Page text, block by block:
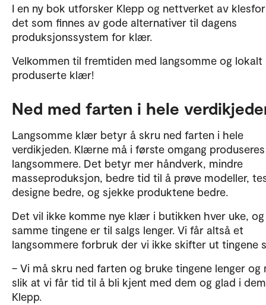
I en ny bok utforsker Klepp og nettverket av
det som finnes av gode alternativer til dagens
produksjonssystem for klær.
Velkommen til fremtiden med langsomme og lokalt
produserte klær!
Ned med farten i hele
Langsomme klær betyr å skru ned farten i hele
verdikjeden. Klærne må i første omgang produseres
langsommere. Det betyr mer håndverk, mindre
masseproduksjon, bedre tid til å prøve modeller,
designe bedre, og sjekke produktene bedre.
Det vil ikke komme nye klær i butikken hver uke,
samme tingene er til salgs lenger. Vi får altså et
langsommere forbruk der vi ikke skifter ut tingene
– Vi må skru ned farten og bruke tingene lenger og
slik at vi får tid til å bli kjent med dem og glad i
Klepp.